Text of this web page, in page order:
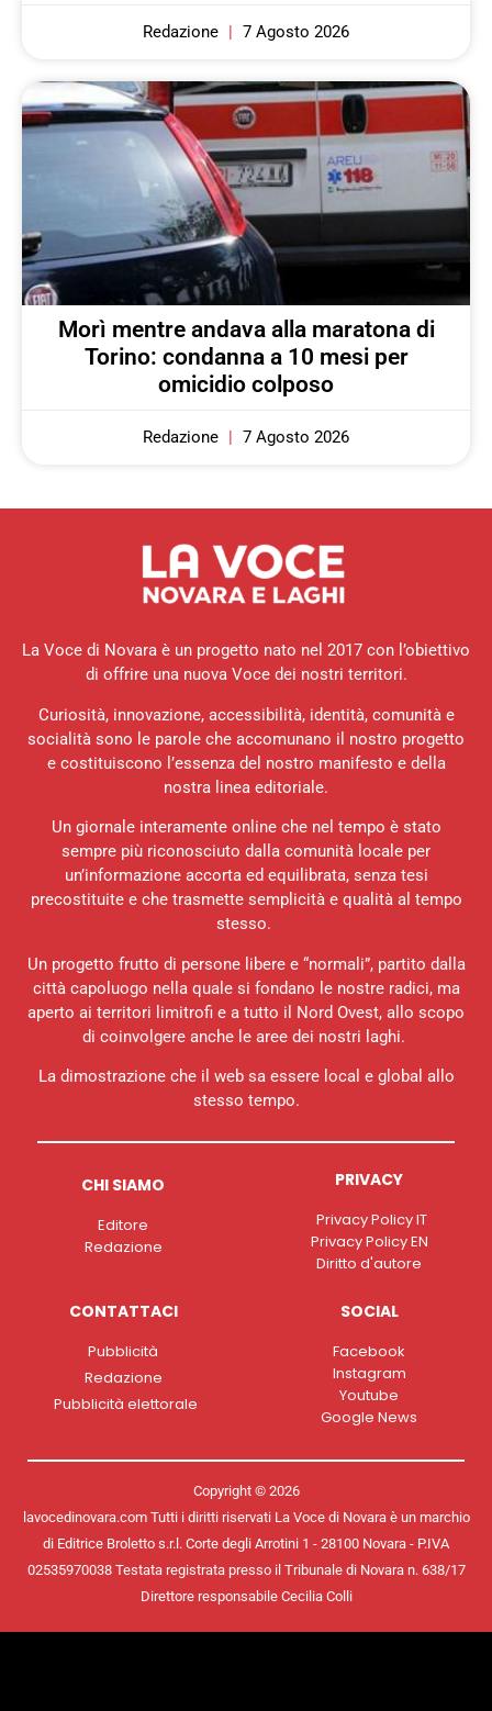
Redazione 7 Agosto 2026
Morì mentre andava alla maratona di
Torino: condanna a 10 mesi per
omicidio colposo
Redazione 7 Agosto 2026
La Voce di Novara è un progetto nato nel 2017 con l’obiettivo
di offrire una nuova Voce dei nostri territori.
Curiosità, innovazione, accessibilità, identità, comunità e
socialità sono le parole che accomunano il nostro progetto
e costituiscono l’essenza del nostro manifesto e della
nostra linea editoriale.
Un giornale interamente online che nel tempo è stato
sempre più riconosciuto dalla comunità locale per
un’informazione accorta ed equilibrata, senza tesi
precostituite e che trasmette semplicità e qualità al tempo
stesso.
Un progetto frutto di persone libere e “normali”, partito dalla
città capoluogo nella quale si fondano le nostre radici, ma
aperto ai territori limitrofi e a tutto il Nord Ovest, allo scopo
di coinvolgere anche le aree dei nostri laghi.
La dimostrazione che il web sa essere local e global allo
stesso tempo.
CHI SIAMO
Editore
Redazione
PRIVACY
Privacy Policy IT
Privacy Policy EN
Diritto d'autore
CONTATTACI
Pubblicità
Redazione
Pubblicità elettorale
SOCIAL
Facebook
Instagram
Youtube
Google News
Copyright © 2026
lavocedinovara.com Tutti i diritti riservati La Voce di Novara è un marchio
di Editrice Broletto s.r.l. Corte degli Arrotini 1 - 28100 Novara - P.IVA
02535970038 Testata registrata presso il Tribunale di Novara n. 638/17
Direttore responsabile Cecilia Colli